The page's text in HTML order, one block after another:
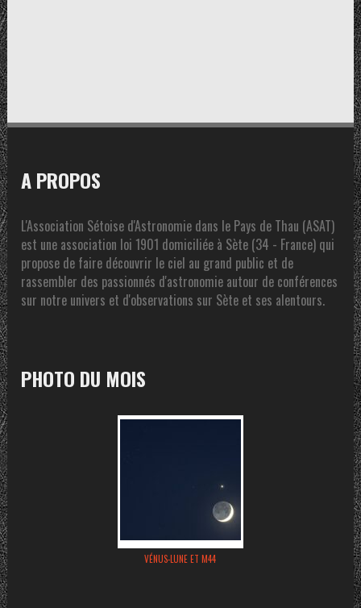
A PROPOS
L'Association Sétoise d'Astronomie dans le Pays de Thau (ASAT)
est une association loi 1901 domiciliée à Sète (34 - France) qui
propose de faire découvrir le ciel au grand public et de
rassembler des passionnés d'astronomie autour de conférences
sur notre univers et d'observations sur Sète et ses alentours.
PHOTO DU MOIS
VÉNUS-LUNE ET M44